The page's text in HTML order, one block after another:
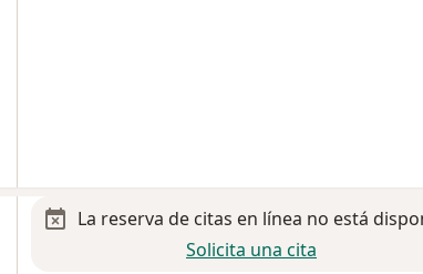
La reserva de citas en línea no está
Solicita una cita